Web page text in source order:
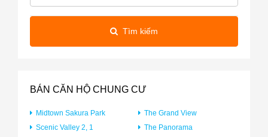
Tìm kiếm
BÁN CĂN HỘ CHUNG CƯ
Midtown Sakura Park
Scenic Valley 2, 1
The Grand View
The Panorama